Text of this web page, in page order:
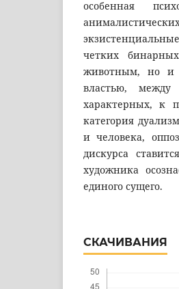
особенная
четких
животным, но и
властью, между
характерных, к
категория
и человека,
дискурса
художника
единого сущего.
СКАЧИВАНИЯ